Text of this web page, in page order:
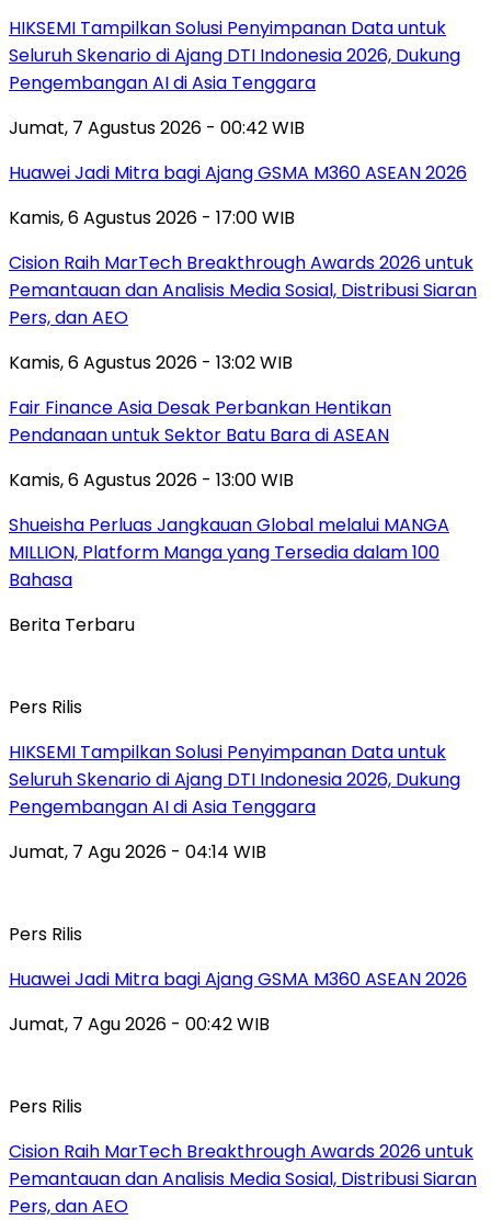
HIKSEMI Tampilkan Solusi Penyimpanan Data untuk
Seluruh Skenario di Ajang DTI Indonesia 2026, Dukung
Pengembangan AI di Asia Tenggara
Jumat, 7 Agustus 2026 - 00:42 WIB
Huawei Jadi Mitra bagi Ajang GSMA M360 ASEAN 2026
Kamis, 6 Agustus 2026 - 17:00 WIB
Cision Raih MarTech Breakthrough Awards 2026 untuk
Pemantauan dan Analisis Media Sosial, Distribusi Siaran
Pers, dan AEO
Kamis, 6 Agustus 2026 - 13:02 WIB
Fair Finance Asia Desak Perbankan Hentikan
Pendanaan untuk Sektor Batu Bara di ASEAN
Kamis, 6 Agustus 2026 - 13:00 WIB
Shueisha Perluas Jangkauan Global melalui MANGA
MILLION, Platform Manga yang Tersedia dalam 100
Bahasa
Berita Terbaru
Pers Rilis
HIKSEMI Tampilkan Solusi Penyimpanan Data untuk
Seluruh Skenario di Ajang DTI Indonesia 2026, Dukung
Pengembangan AI di Asia Tenggara
Jumat, 7 Agu 2026 - 04:14 WIB
Pers Rilis
Huawei Jadi Mitra bagi Ajang GSMA M360 ASEAN 2026
Jumat, 7 Agu 2026 - 00:42 WIB
Pers Rilis
Cision Raih MarTech Breakthrough Awards 2026 untuk
Pemantauan dan Analisis Media Sosial, Distribusi Siaran
Pers, dan AEO